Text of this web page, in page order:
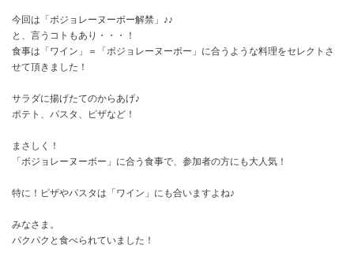
今回は「ボジョレーヌーボー解禁」♪♪
と、言うコトもあり・・・！
食事は「ワイン」＝「ボジョレーヌーボー」に合うような料理をセレクトさ
せて頂きました！
サラダに揚げたてのからあげ♪
ポテト、パスタ、ピザなど！
まさしく！
「ボジョレーヌーボー」に合う食事で、参加者の方にも大人気！
特に！ピザやパスタは「ワイン」にも合いますよね♪
みなさま。
パクパクと食べられていました！